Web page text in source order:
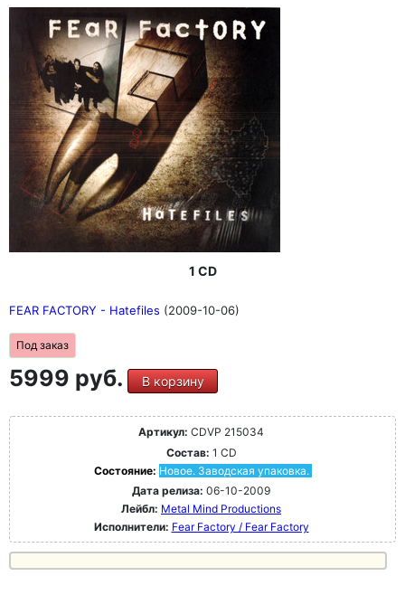
1 CD
FEAR FACTORY - Hatefiles (2009-10-06)
Под заказ
5999 руб. В корзину
Артикул: CDVP 215034
Состав: 1 CD
Состояние: Новое. Заводская упаковка.
Дата релиза: 06-10-2009
Лейбл: Metal Mind Productions
Исполнители: Fear Factory / Fear Factory